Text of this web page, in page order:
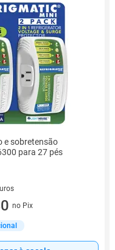
e sobretensão
para 27 pés
jurosno Pix